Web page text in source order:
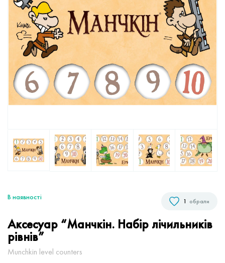
В наявностi обрали
1
Аксесуар “Манчкін. Набір лічильників
рівнів”
Munchkin level counters